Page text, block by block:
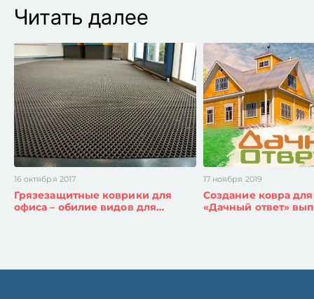
Читать далее
16 октября 2017
Грязезащитные коврики для
офиса – обилие видов для…
17 ноября 2019
Создание ковра
«Дачный ответ»